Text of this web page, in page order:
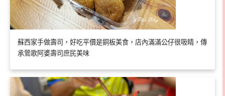
蘇西家手做壽司，好吃平價是銅板美食，店內滿滿公仔很吸睛，傳
承鶯歌阿婆壽司庶民美味